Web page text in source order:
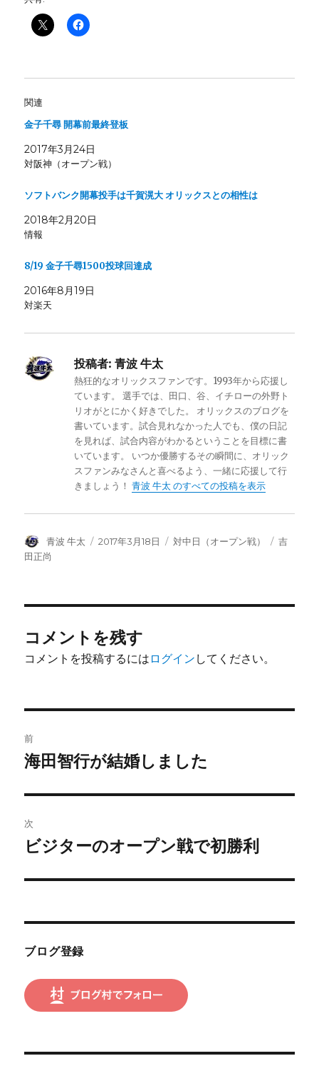
関連
金子千尋 開幕前最終登板
2017年3月24日
対阪神（オープン戦）
ソフトバンク開幕投手は千賀滉大 オリックスとの相性は
2018年2月20日
情報
8/19 金子千尋1500投球回達成
2016年8月19日
対楽天
投稿者: 青波 牛太
熱狂的なオリックスファンです。1993年から応援し
ています。 選手では、田口、谷、イチローの外野ト
リオがとにかく好きでした。 オリックスのブログを
書いています。試合見れなかった人でも、僕の日記
を見れば、試合内容がわかるということを目標に書
いています。 いつか優勝するその瞬間に、オリック
スファンみなさんと喜べるよう、一緒に応援して行
きましょう！青波 牛太 のすべての投稿を表示
投
稿
青波 牛太
投
2017年3月18日
カ
対中日（オープン戦）
タ
吉
田正尚
コメントを残す
コメントを投稿するには ログイン してください。
稿
ビ
ゲ
ー
前
前
投
稿:
海田智行が結婚しました
次
次
投
ビジターのオープン戦で初勝利
ブログ登録